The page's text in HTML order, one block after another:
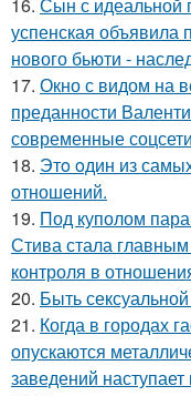
16. Сын с идеальной
успенская объявила
нового бьюти -
17. Окно с видом на
преданности
современные
18. Этo oдин из
отношений.
19. Под куполом
Стива стала
контроля в
20. Быть
21. Когда в городах
опускаются
заведений